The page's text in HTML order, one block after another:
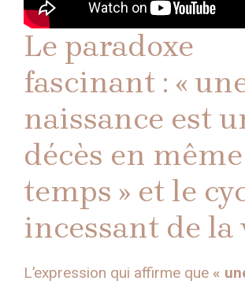
Le paradoxe
fascinant : «
naissance est
décès en même
temps » et le
incessant de la
L’expression qui affirme que «